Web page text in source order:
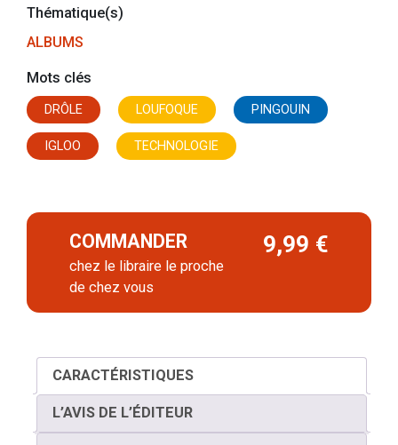
Thématique(s)
ALBUMS
Mots clés
DRÔLE LOUFOQUE PINGOUIN
IGLOO TECHNOLOGIE
COMMANDER
chez le libraire le proche
de chez vous
9,99 €
CARACTÉRISTIQUES
L’AVIS DE L’ÉDITEUR